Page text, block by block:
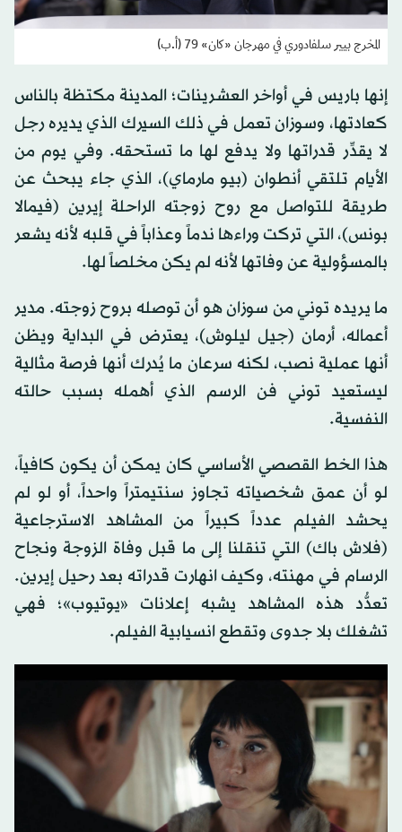
المخرج بيير سلفادوري في مهرجان «كان» 79 (أ.ب)
إنها باريس في أواخر العشرينات؛ المدينة مكتظة بالناس
كعادتها، وسوزان تعمل في ذلك السيرك الذي يديره رجل
لا يقدِّر قدراتها ولا يدفع لها ما تستحقه. وفي يوم من
الأيام تلتقي أنطوان (بيو مارماي)، الذي جاء يبحث عن
طريقة للتواصل مع روح زوجته الراحلة إيرين (فيمالا
بونس)، التي تركت وراءها ندماً وعذاباً في قلبه لأنه يشعر
بالمسؤولية عن وفاتها لأنه لم يكن مخلصاً لها.
ما يريده توني من سوزان هو أن توصله بروح زوجته. مدير
أعماله، أرمان (جيل ليلوش)، يعترض في البداية ويظن
أنها عملية نصب، لكنه سرعان ما يُدرك أنها فرصة مثالية
ليستعيد توني فن الرسم الذي أهمله بسبب حالته
النفسية.
هذا الخط القصصي الأساسي كان يمكن أن يكون كافياً،
لو أن عمق شخصياته تجاوز سنتيمتراً واحداً، أو لو لم
يحشد الفيلم عدداً كبيراً من المشاهد الاسترجاعية
(فلاش باك) التي تنقلنا إلى ما قبل وفاة الزوجة ونجاح
الرسام في مهنته، وكيف انهارت قدراته بعد رحيل إيرين.
تعدُّد هذه المشاهد يشبه إعلانات «يوتيوب»؛ فهي
تشغلك بلا جدوى وتقطع انسيابية الفيلم.